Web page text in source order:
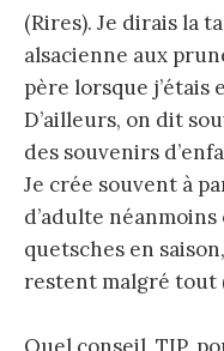
(Rires). Je dirais la
alsacienne aux
père lorsque j’étais
D’ailleurs, on dit
des souvenirs
Je crée souvent à
d’adulte
quetsches en
restent malgré tout